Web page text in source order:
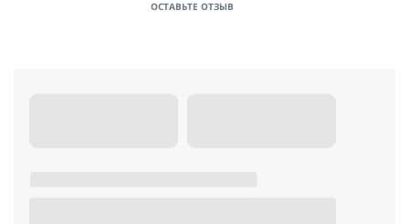
ОСТАВЬТЕ ОТЗЫВ